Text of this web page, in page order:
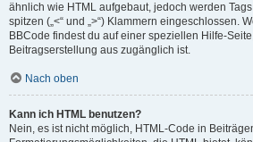
ähnlich wie HTML aufgebaut, jedoch werden Tags
spitzen („<“ und „>“) Klammern eingeschlossen.
BBCode findest du auf einer speziellen Hilfe-
Beitragserstellung aus zugänglich ist.
Nach oben
Kann ich HTML benutzen?
Nein, es ist nicht möglich, HTML-Code in